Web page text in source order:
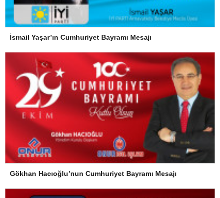
İsmail Yaşar’ın Cumhuriyet Bayramı Mesajı
Gökhan Hacıoğlu’nun Cumhuriyet Bayramı Mesajı